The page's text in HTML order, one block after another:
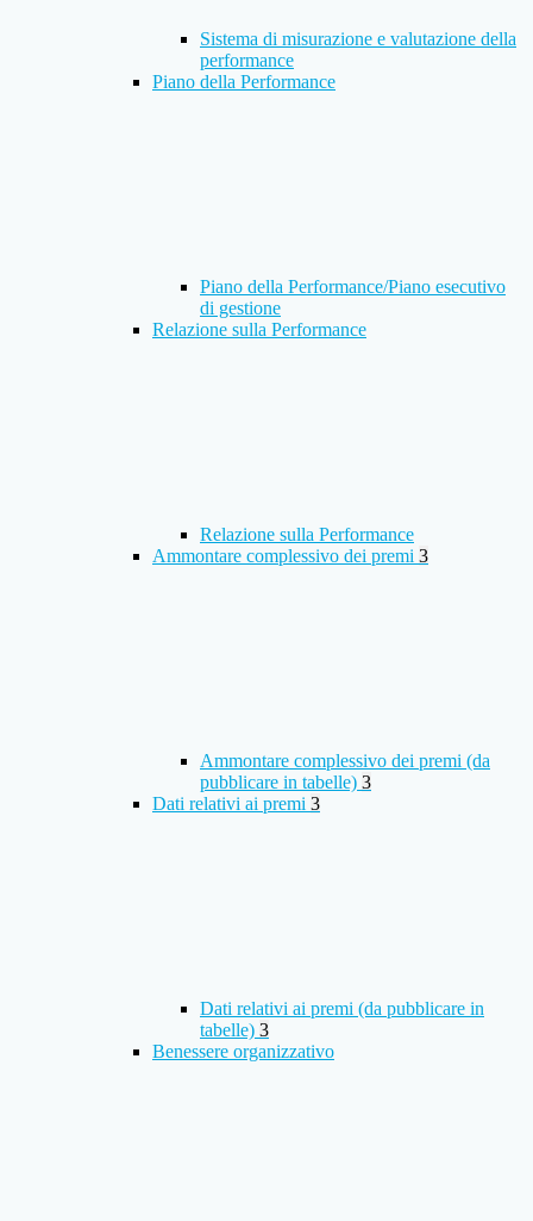
Sistema di misurazione e valutazione della
performance
Piano della Performance
Piano della Performance/Piano esecutivo
di gestione
Relazione sulla Performance
Relazione sulla Performance
Ammontare complessivo dei premi 3
Ammontare complessivo dei premi (da
pubblicare in tabelle) 3
Dati relativi ai premi 3
Dati relativi ai premi (da pubblicare in
tabelle) 3
Benessere organizzativo